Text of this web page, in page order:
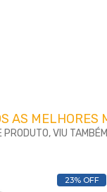
AS MELHORES
PRODUTO, VIU
23% OFF